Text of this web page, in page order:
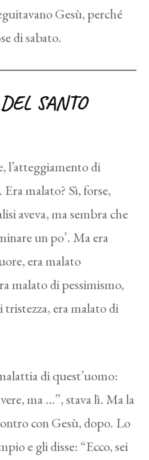
Gesù, perché
di sabato.
SANTO
l’atteggiamento di
Era malato? Sì, forse,
aveva, ma sembra che
un po’. Ma era
era malato
malato di pessimismo,
tristezza, era malato di
di quest’uomo:
ma …”, stava lì. Ma la
con Gesù, dopo. Lo
e gli disse: “Ecco, sei